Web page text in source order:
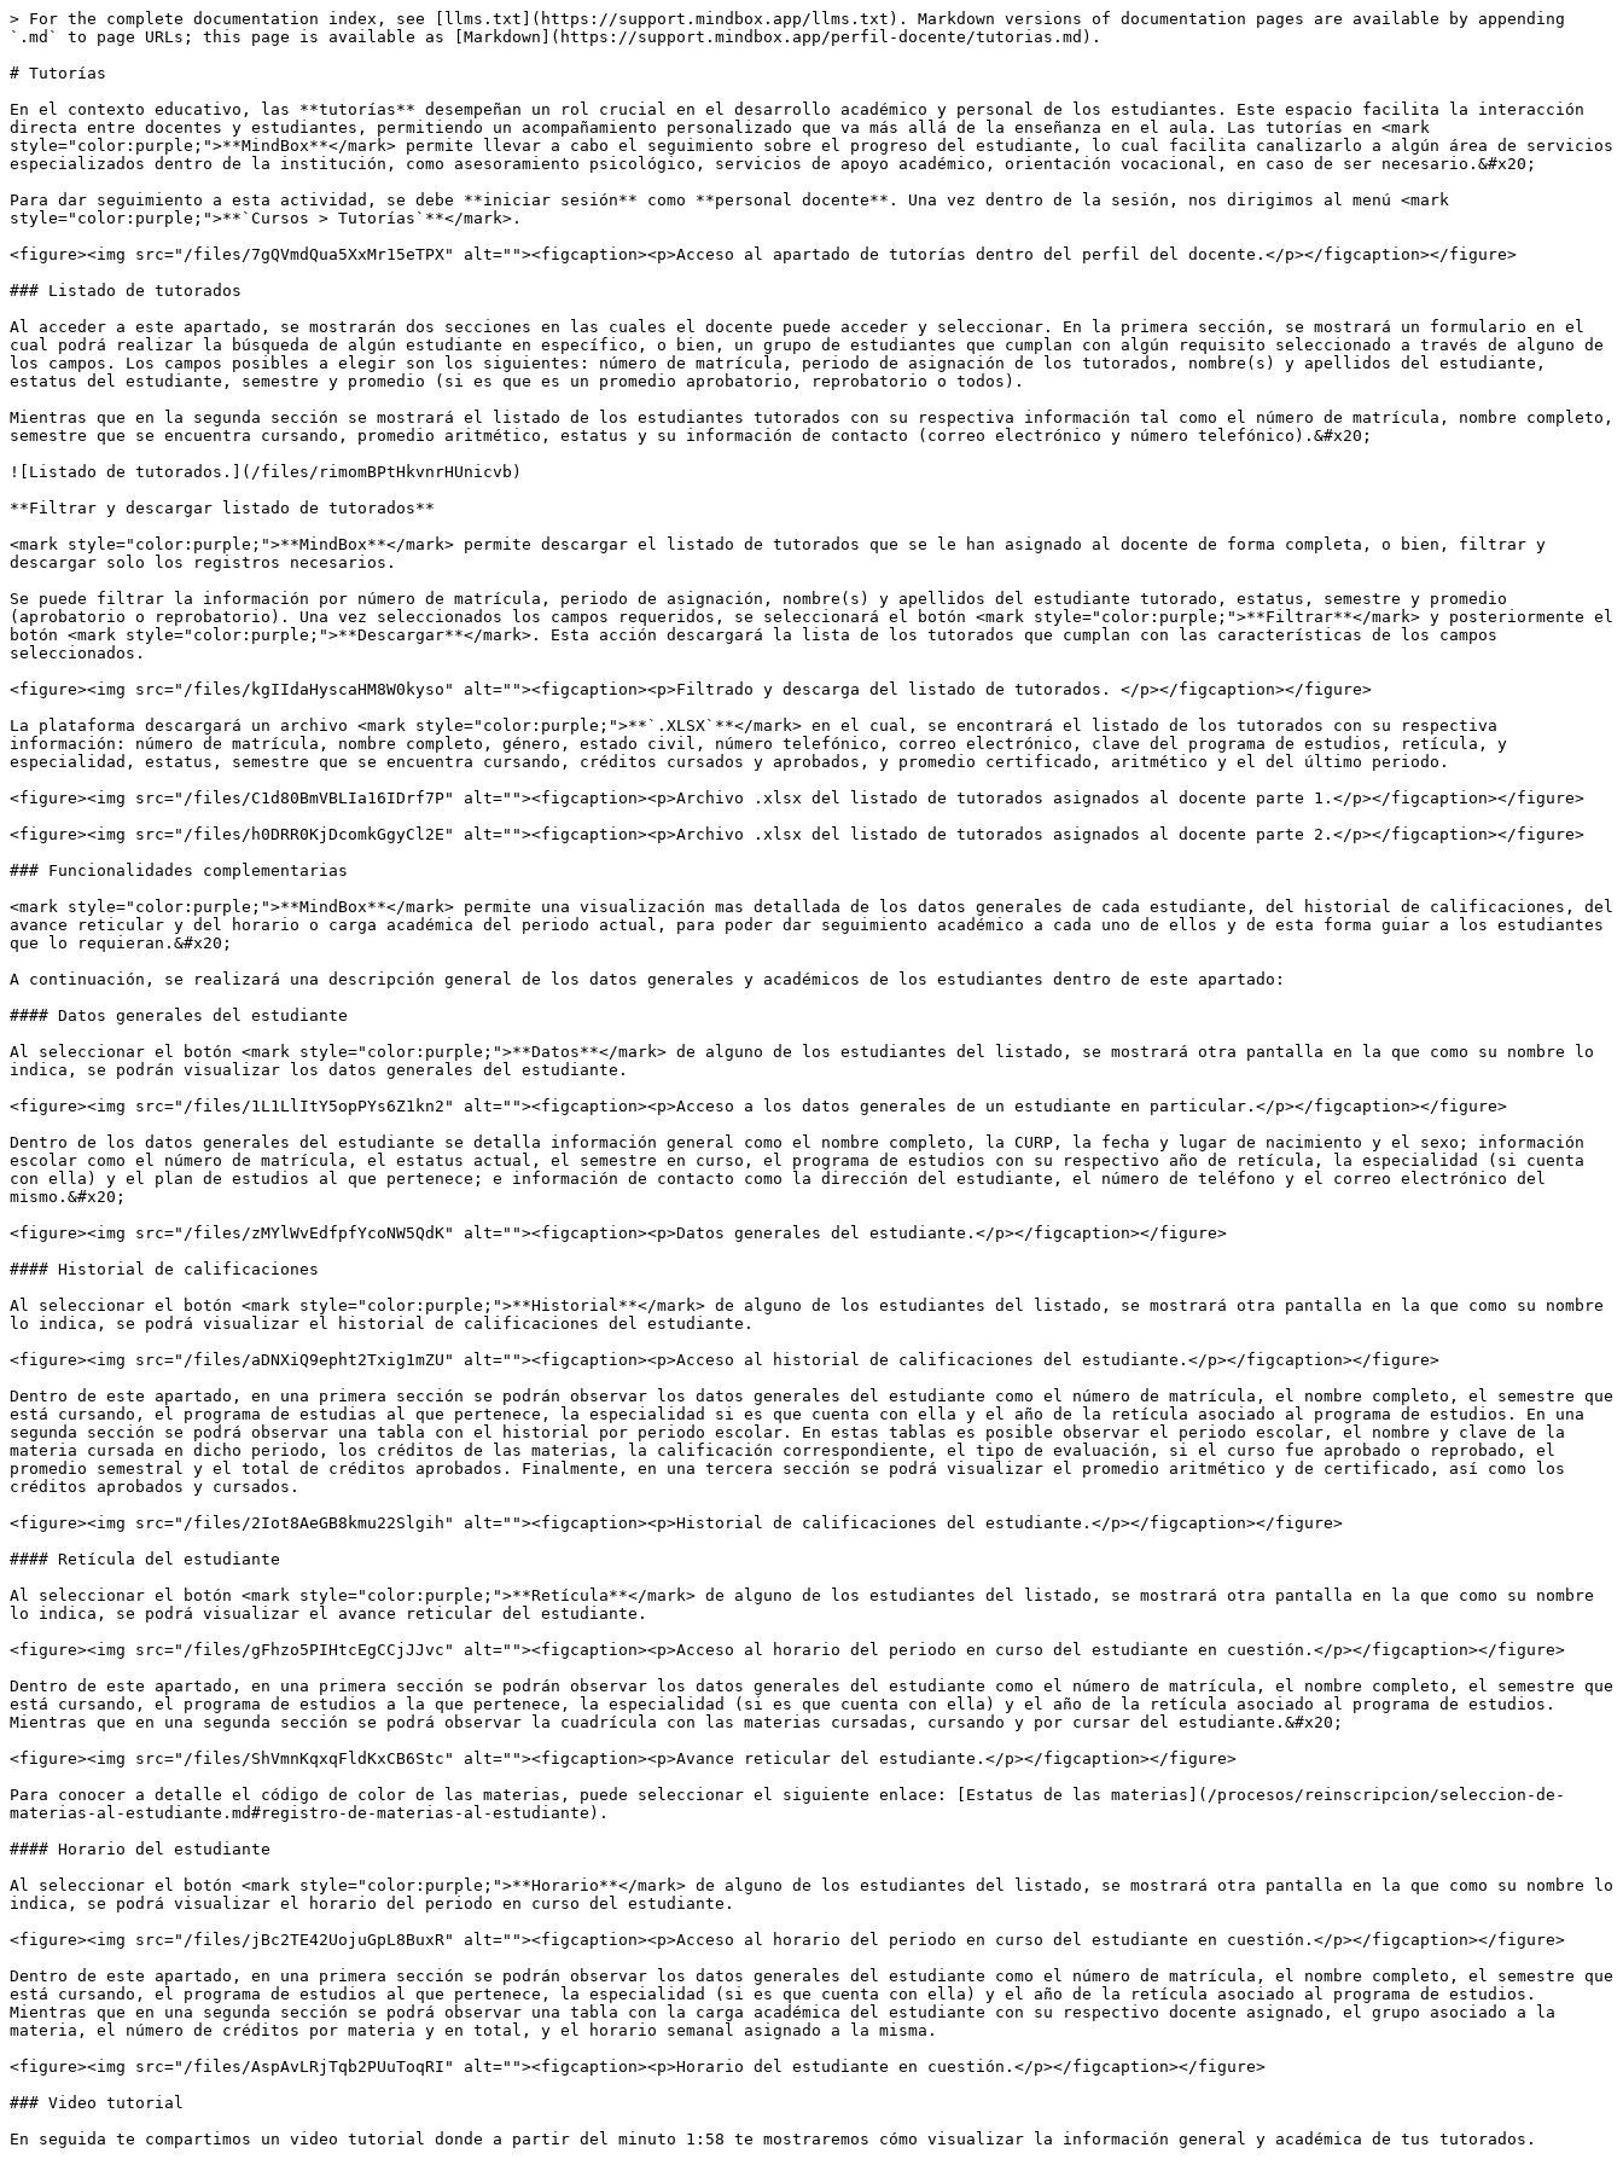
> For the complete documentation index, see [llms.txt](https://support.mindbox.app/llms.txt). Markdown versions of documentation pages are available by appending
`.md` to page URLs; this page is available as [Markdown](https://support.mindbox.app/perfil-docente/tutorias.md).
# Tutorías
En el contexto educativo, las **tutorías** desempeñan un rol crucial en el desarrollo académico y personal de los estudiantes. Este espacio facilita la interacción
directa entre docentes y estudiantes, permitiendo un acompañamiento personalizado que va más allá de la enseñanza en el aula. Las tutorías en <mark
style="color:purple;">**MindBox**</mark> permite llevar a cabo el seguimiento sobre el progreso del estudiante, lo cual facilita canalizarlo a algún área de servicios
especializados dentro de la institución, como asesoramiento psicológico, servicios de apoyo académico, orientación vocacional, en caso de ser necesario.&#x20;
Para dar seguimiento a esta actividad, se debe **iniciar sesión** como **personal docente**. Una vez dentro de la sesión, nos dirigimos al menú <mark
style="color:purple;">**`Cursos > Tutorías`**</mark>.
<figure><img src="/files/7gQVmdQua5XxMr15eTPX" alt=""><figcaption><p>Acceso al apartado de tutorías dentro del perfil del docente.</p></figcaption></figure>
### Listado de tutorados
Al acceder a este apartado, se mostrarán dos secciones en las cuales el docente puede acceder y seleccionar. En la primera sección, se mostrará un formulario en el
cual podrá realizar la búsqueda de algún estudiante en específico, o bien, un grupo de estudiantes que cumplan con algún requisito seleccionado a través de alguno de
los campos. Los campos posibles a elegir son los siguientes: número de matrícula, periodo de asignación de los tutorados, nombre(s) y apellidos del estudiante,
estatus del estudiante, semestre y promedio (si es que es un promedio aprobatorio, reprobatorio o todos).
Mientras que en la segunda sección se mostrará el listado de los estudiantes tutorados con su respectiva información tal como el número de matrícula, nombre completo,
semestre que se encuentra cursando, promedio aritmético, estatus y su información de contacto (correo electrónico y número telefónico).&#x20;
![Listado de tutorados.](/files/rimomBPtHkvnrHUnicvb)
**Filtrar y descargar listado de tutorados**
<mark style="color:purple;">**MindBox**</mark> permite descargar el listado de tutorados que se le han asignado al docente de forma completa, o bien, filtrar y
descargar solo los registros necesarios.
Se puede filtrar la información por número de matrícula, periodo de asignación, nombre(s) y apellidos del estudiante tutorado, estatus, semestre y promedio
(aprobatorio o reprobatorio). Una vez seleccionados los campos requeridos, se seleccionará el botón <mark style="color:purple;">**Filtrar**</mark> y posteriormente el
botón <mark style="color:purple;">**Descargar**</mark>. Esta acción descargará la lista de los tutorados que cumplan con las características de los campos
seleccionados.
<figure><img src="/files/kgIIdaHyscaHM8W0kyso" alt=""><figcaption><p>Filtrado y descarga del listado de tutorados. </p></figcaption></figure>
La plataforma descargará un archivo <mark style="color:purple;">**`.XLSX`**</mark> en el cual, se encontrará el listado de los tutorados con su respectiva
información: número de matrícula, nombre completo, género, estado civil, número telefónico, correo electrónico, clave del programa de estudios, retícula, y
especialidad, estatus, semestre que se encuentra cursando, créditos cursados y aprobados, y promedio certificado, aritmético y el del último periodo.
<figure><img src="/files/C1d80BmVBLIa16IDrf7P" alt=""><figcaption><p>Archivo .xlsx del listado de tutorados asignados al docente parte 1.</p></figcaption></figure>
<figure><img src="/files/h0DRR0KjDcomkGgyCl2E" alt=""><figcaption><p>Archivo .xlsx del listado de tutorados asignados al docente parte 2.</p></figcaption></figure>
### Funcionalidades complementarias
<mark style="color:purple;">**MindBox**</mark> permite una visualización mas detallada de los datos generales de cada estudiante, del historial de calificaciones, del
avance reticular y del horario o carga académica del periodo actual, para poder dar seguimiento académico a cada uno de ellos y de esta forma guiar a los estudiantes
que lo requieran.&#x20;
A continuación, se realizará una descripción general de los datos generales y académicos de los estudiantes dentro de este apartado:
#### Datos generales del estudiante
Al seleccionar el botón <mark style="color:purple;">**Datos**</mark> de alguno de los estudiantes del listado, se mostrará otra pantalla en la que como su nombre lo
indica, se podrán visualizar los datos generales del estudiante.
<figure><img src="/files/1L1LlItY5opPYs6Z1kn2" alt=""><figcaption><p>Acceso a los datos generales de un estudiante en particular.</p></figcaption></figure>
Dentro de los datos generales del estudiante se detalla información general como el nombre completo, la CURP, la fecha y lugar de nacimiento y el sexo; información
escolar como el número de matrícula, el estatus actual, el semestre en curso, el programa de estudios con su respectivo año de retícula, la especialidad (si cuenta
con ella) y el plan de estudios al que pertenece; e información de contacto como la dirección del estudiante, el número de teléfono y el correo electrónico del
mismo.&#x20;
<figure><img src="/files/zMYlWvEdfpfYcoNW5QdK" alt=""><figcaption><p>Datos generales del estudiante.</p></figcaption></figure>
#### Historial de calificaciones
Al seleccionar el botón <mark style="color:purple;">**Historial**</mark> de alguno de los estudiantes del listado, se mostrará otra pantalla en la que como su nombre
lo indica, se podrá visualizar el historial de calificaciones del estudiante.
<figure><img src="/files/aDNXiQ9epht2Txig1mZU" alt=""><figcaption><p>Acceso al historial de calificaciones del estudiante.</p></figcaption></figure>
Dentro de este apartado, en una primera sección se podrán observar los datos generales del estudiante como el número de matrícula, el nombre completo, el semestre que
está cursando, el programa de estudias al que pertenece, la especialidad si es que cuenta con ella y el año de la retícula asociado al programa de estudios. En una
segunda sección se podrá observar una tabla con el historial por periodo escolar. En estas tablas es posible observar el periodo escolar, el nombre y clave de la
materia cursada en dicho periodo, los créditos de las materias, la calificación correspondiente, el tipo de evaluación, si el curso fue aprobado o reprobado, el
promedio semestral y el total de créditos aprobados. Finalmente, en una tercera sección se podrá visualizar el promedio aritmético y de certificado, así como los
créditos aprobados y cursados.
<figure><img src="/files/2Iot8AeGB8kmu22Slgih" alt=""><figcaption><p>Historial de calificaciones del estudiante.</p></figcaption></figure>
#### Retícula del estudiante
Al seleccionar el botón <mark style="color:purple;">**Retícula**</mark> de alguno de los estudiantes del listado, se mostrará otra pantalla en la que como su nombre
lo indica, se podrá visualizar el avance reticular del estudiante.
<figure><img src="/files/gFhzo5PIHtcEgCCjJJvc" alt=""><figcaption><p>Acceso al horario del periodo en curso del estudiante en cuestión.</p></figcaption></figure>
Dentro de este apartado, en una primera sección se podrán observar los datos generales del estudiante como el número de matrícula, el nombre completo, el semestre que
está cursando, el programa de estudios a la que pertenece, la especialidad (si es que cuenta con ella) y el año de la retícula asociado al programa de estudios.
Mientras que en una segunda sección se podrá observar la cuadrícula con las materias cursadas, cursando y por cursar del estudiante.&#x20;
<figure><img src="/files/ShVmnKqxqFldKxCB6Stc" alt=""><figcaption><p>Avance reticular del estudiante.</p></figcaption></figure>
Para conocer a detalle el código de color de las materias, puede seleccionar el siguiente enlace: [Estatus de las materias](/procesos/reinscripcion/seleccion-de-
materias-al-estudiante.md#registro-de-materias-al-estudiante).
#### Horario del estudiante
Al seleccionar el botón <mark style="color:purple;">**Horario**</mark> de alguno de los estudiantes del listado, se mostrará otra pantalla en la que como su nombre lo
indica, se podrá visualizar el horario del periodo en curso del estudiante.
<figure><img src="/files/jBc2TE42UojuGpL8BuxR" alt=""><figcaption><p>Acceso al horario del periodo en curso del estudiante en cuestión.</p></figcaption></figure>
Dentro de este apartado, en una primera sección se podrán observar los datos generales del estudiante como el número de matrícula, el nombre completo, el semestre que
está cursando, el programa de estudios al que pertenece, la especialidad (si es que cuenta con ella) y el año de la retícula asociado al programa de estudios.
Mientras que en una segunda sección se podrá observar una tabla con la carga académica del estudiante con su respectivo docente asignado, el grupo asociado a la
materia, el número de créditos por materia y en total, y el horario semanal asignado a la misma.
<figure><img src="/files/AspAvLRjTqb2PUuToqRI" alt=""><figcaption><p>Horario del estudiante en cuestión.</p></figcaption></figure>
### Video tutorial
En seguida te compartimos un video tutorial donde a partir del minuto 1:58 te mostraremos cómo visualizar la información general y académica de tus tutorados.